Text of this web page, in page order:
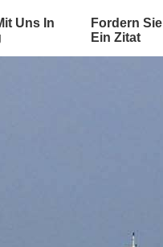
Uns In
Fordern Sie
Ein Zitat